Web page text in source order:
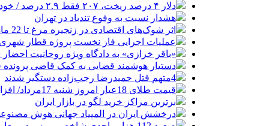
دلار ۴ درصد ریخت، ۲۰۷ فقط ۲.۹ درصد / خودرو زیر فشار دلار کوتاه می‌آید؟
هشدار نسبت به وفوع تندباد در تهران
اثر شوک‌های اقتصادی در زنجیره مرغ تا 22 ماه باقی می‌ماند
عملیات اجرایی فاز نخست پروژه قطار
«باقر خرازی» به دادگاه ویژه روحانیت
دستیار هوشمند قضایی به کمک قاضی پرونده
4متهم قتل حمیدرضا رجب‌زاده دستگیر شدند
قیمت طلای 18عیار امروز شنبه 17مرداد/ افزایش قیمت + جدول و جزئیات
برترین مراکز خرید لگو در بازار ایران
درخشش ایران در المپیاد جهانی هوش